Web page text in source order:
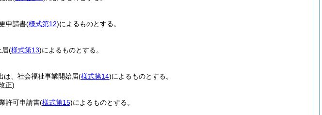
申請書(様式第12)によるものとする。
届(様式第13)によるものとする。
は、社会福祉事業開始届(様式第14)によるものとする。
正)
許可申請書(様式第15)によるものとする。